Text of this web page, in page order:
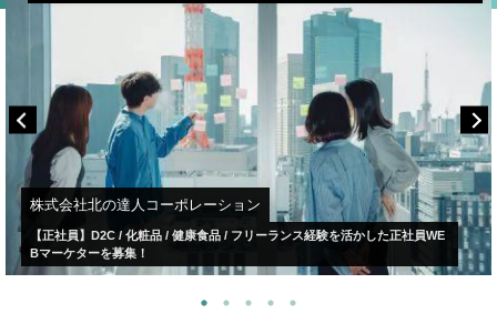
株式会社北の達人コーポレーション
【正社員】D2C / 化粧品 / 健康食品 / フリーランス経験を活かした正社員WE
Bマーケターを募集！